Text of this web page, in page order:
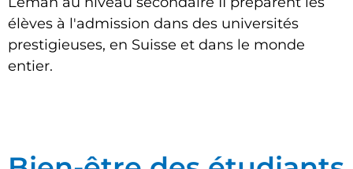
élèves à l'admission dans des universités
prestigieuses, en Suisse et dans le monde
entier.